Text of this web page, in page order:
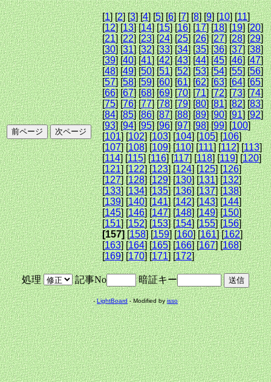
[1] [2] [3] [4] [5] [6] [7] [8] [9] [10] [11]
[12] [13] [14] [15] [16] [17] [18] [19] [20]
[21] [22] [23] [24] [25] [26] [27] [28] [29]
[30] [31] [32] [33] [34] [35] [36] [37] [38]
[39] [40] [41] [42] [43] [44] [45] [46] [47]
[48] [49] [50] [51] [52] [53] [54] [55] [56]
[57] [58] [59] [60] [61] [62] [63] [64] [65]
[66] [67] [68] [69] [70] [71] [72] [73] [74]
[75] [76] [77] [78] [79] [80] [81] [82] [83]
[84] [85] [86] [87] [88] [89] [90] [91] [92]
[93] [94] [95] [96] [97] [98] [99] [100]
[101] [102] [103] [104] [105] [106]
[107] [108] [109] [110] [111] [112] [113]
[114] [115] [116] [117] [118] [119] [120]
[121] [122] [123] [124] [125] [126]
[127] [128] [129] [130] [131] [132]
[133] [134] [135] [136] [137] [138]
[139] [140] [141] [142] [143] [144]
[145] [146] [147] [148] [149] [150]
[151] [152] [153] [154] [155] [156]
[157][158] [159] [160] [161] [162]
[163] [164] [165] [166] [167] [168]
[169] [170] [171] [172]
処理 記事No 暗証キー
-LightBoard- Modified byisso